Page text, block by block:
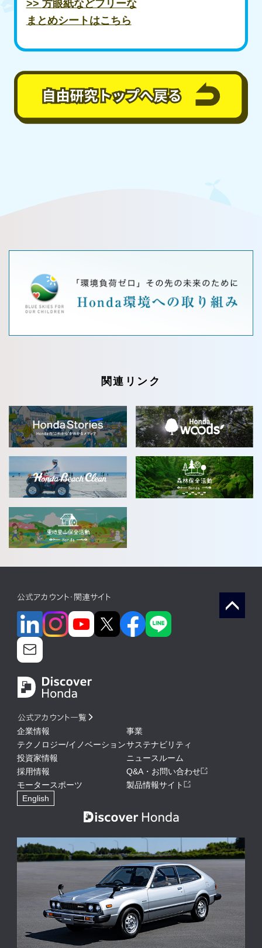
>> 方眼紙などフリーな
まとめシートはこちら
関連リンク
公式アカウント・関連サイト
公式アカウント一覧
企業情報
事業
テクノロジー/イノベーションサステナビリティ
投資家情報
ニュースルーム
採用情報
Q&A・お問い合わせ
モータースポーツ
製品情報サイト
English